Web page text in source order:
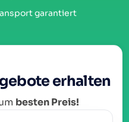
garantiert
erhalten
besten Preis!